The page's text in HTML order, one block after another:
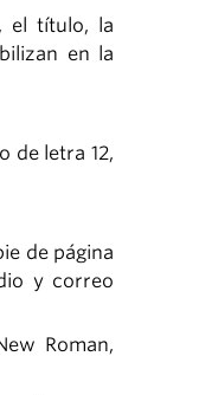
el título, la
en la
de letra 12,
de página
y correo
Roman,